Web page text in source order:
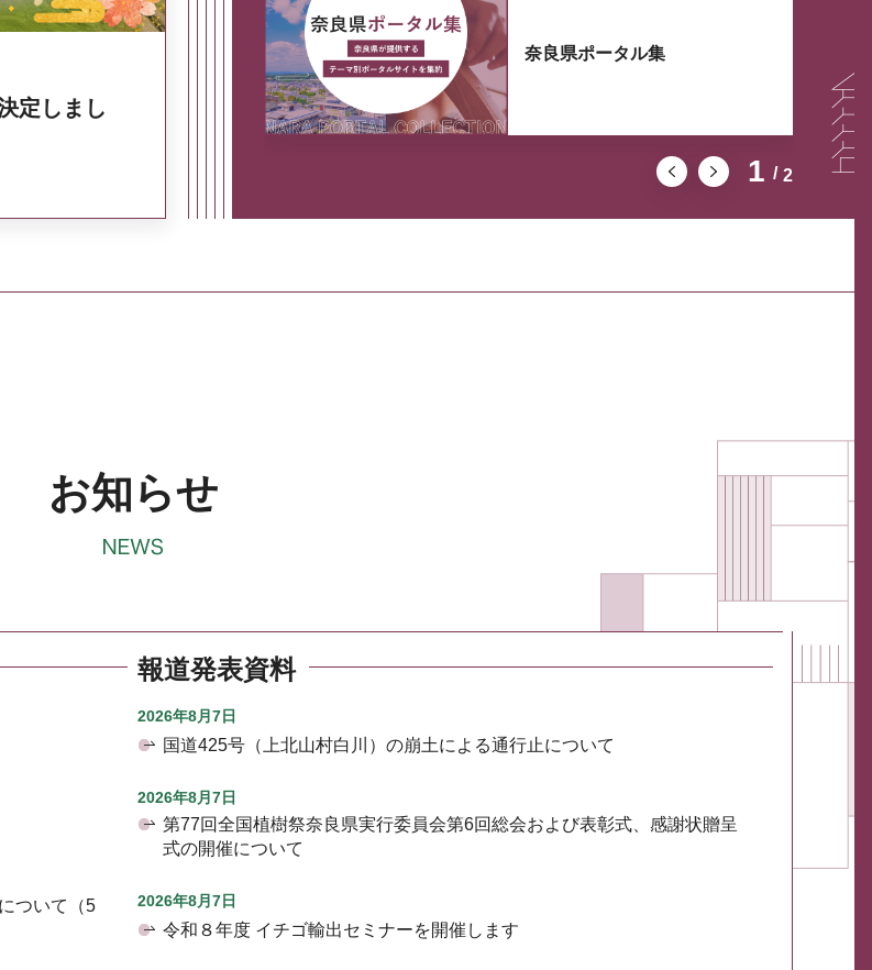
定しまし
1 2
奈良県ポータル集
お知らせ
ついて（5
報道発表資料
2026年8月7日
国道425号（上北山村白川）の崩土による通行止について
2026年8月7日
第77回全国植樹祭奈良県実行委員会第6回総会および表彰式、感謝状贈呈
式の開催について
2026年8月7日
令和８年度 イチゴ輸出セミナーを開催します